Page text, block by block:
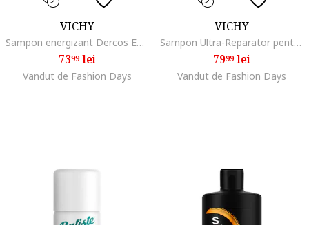
VICHY
Sampon energizant Dercos Energy + impotriva caderii parului cu aminexil, 0.4 l
7399lei
Vandut de Fashion Days
VICHY
Sampon Ultra-Reparator pentru Par Deteriorat si Fragil Dercos Collagen 17 Filler, 200 ml
7999lei
Vandut de Fashion Days